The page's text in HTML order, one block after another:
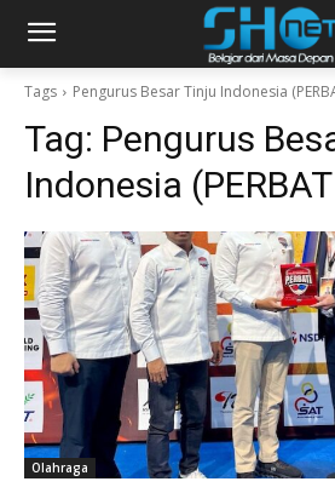
Tags Pengurus Besar Tinju Indonesia
Tag: Pengurus
Indonesia
Olahraga